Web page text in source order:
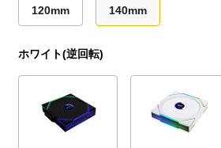
120mm 140mm
ホワイト(逆回転)